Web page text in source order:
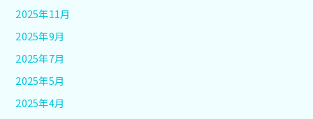
2025年11月
2025年9月
2025年7月
2025年5月
2025年4月